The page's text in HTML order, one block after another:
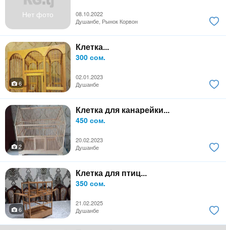
Нет фото
08.10.2022
Душанбе, Рынок Корвон
Клетка...
300 сом.
02.01.2023
6
Душанбе
Клетка для канарейки...
450 сом.
20.02.2023
2
Душанбе
Клетка для птиц...
350 сом.
21.02.2025
6
Душанбе